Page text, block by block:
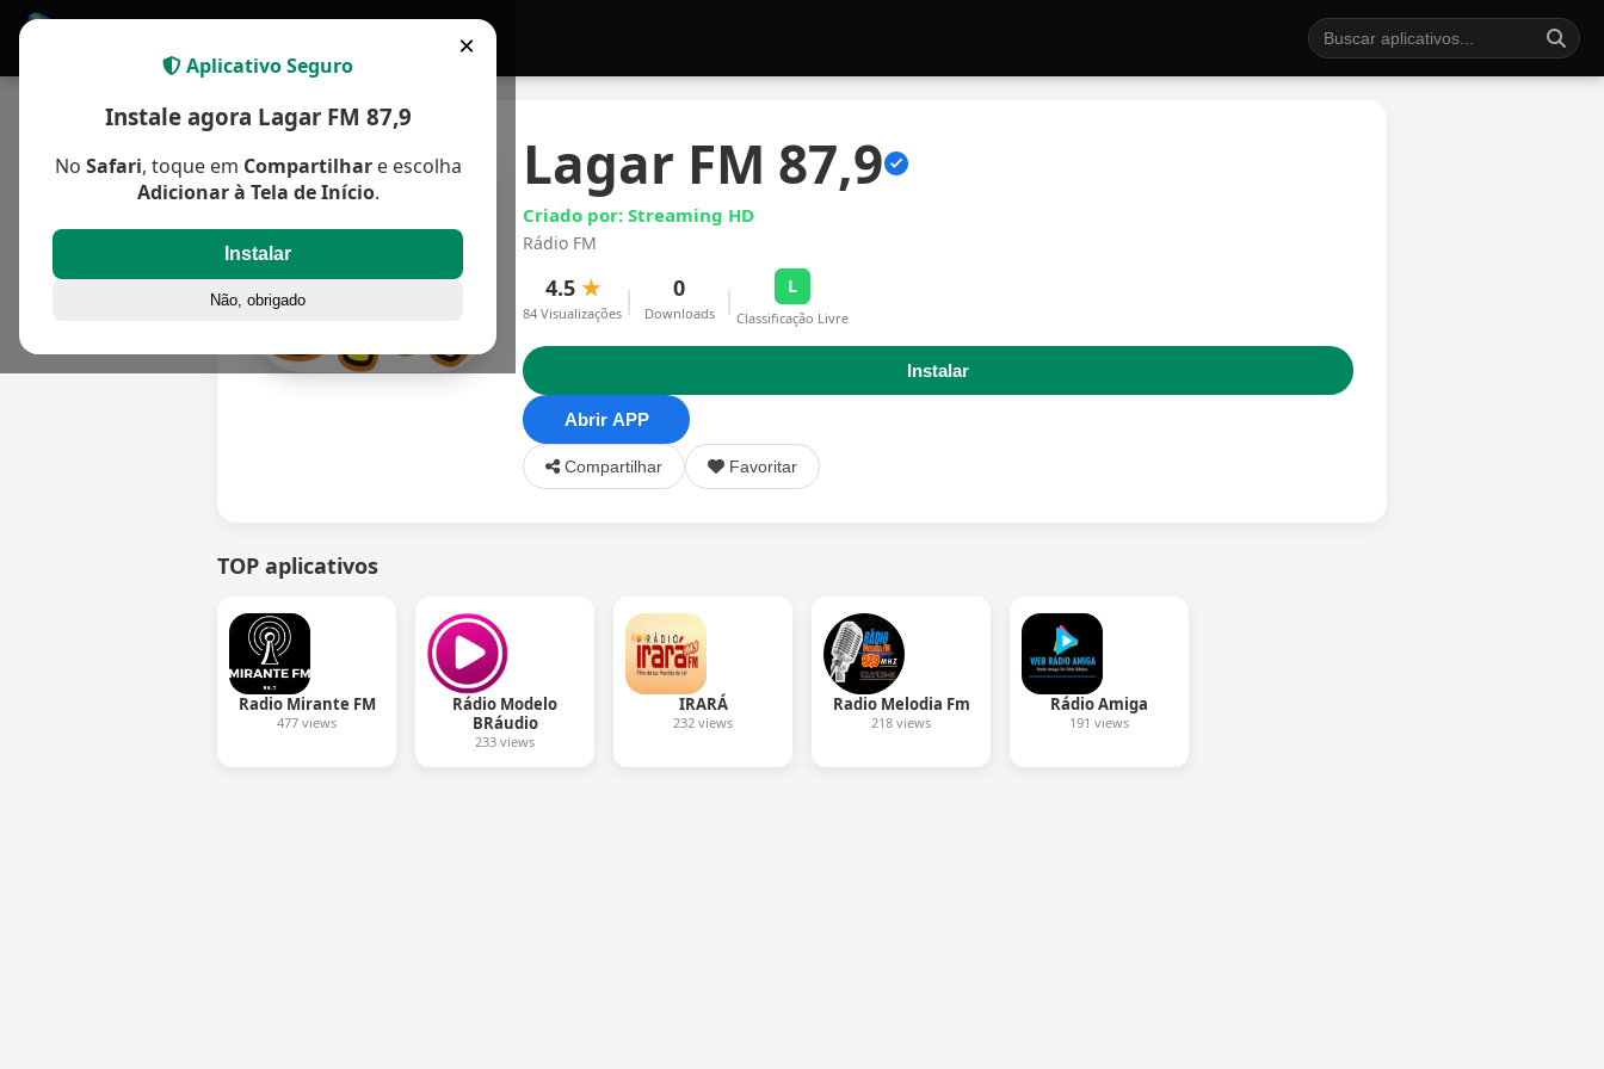
Lagar FM 87,9
Criado por: Streaming HD
Rádio FM
4.5 ★
84 Visualizações | 0
Downloads | L
Classificação Livre
Instalar
Abrir APP
Compartilhar Favoritar
TOP aplicativos
Radio Mirante FM
477 views
Rádio Modelo
BRáudio
233 views
IRARÁ
232 views
Radio Melodia Fm
218 views
Rádio Amiga
191 views
×
Aplicativo Seguro
Instale agora Lagar FM 87,9
No Safari, toque em Compartilhare escolha
Adicionar à Tela de Início.
Instalar
Não, obrigado